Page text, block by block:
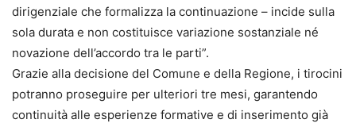
dirigenziale che formalizza la continuazione – incide sulla
sola durata e non costituisce variazione sostanziale né
novazione dell’accordo tra le parti”.
Grazie alla decisione del Comune e della Regione, i tirocini
potranno proseguire per ulteriori tre mesi, garantendo
continuità alle esperienze formative e di inserimento già